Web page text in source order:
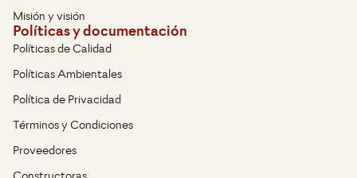
Misión y visión
Políticas y documentación
Políticas de Calidad
Políticas Ambientales
Política de Privacidad
Términos y Condiciones
Proveedores